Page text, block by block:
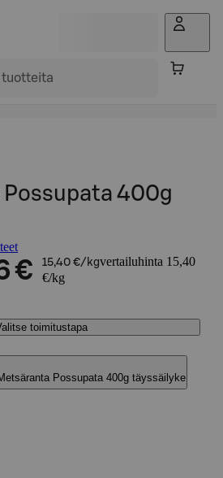
Possupata 400g
€ 15,40 €/kgvertailuhinta 15,40
€/kg
toimitustapa
Possupata 400g täyssäilyke